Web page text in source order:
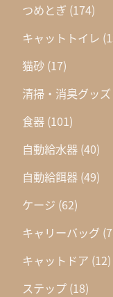
つめとぎ (174)
キャットトイレ
猫砂 (17)
清掃・消臭グッズ
食器 (101)
自動給水器 (40)
自動給餌器 (49)
ケージ (62)
キャリーバッグ
キャットドア (12)
ステップ (18)